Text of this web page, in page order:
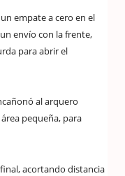
empate a cero en el
envío con la frente,
para abrir el
al arquero
pequeña, para
acortando distancia